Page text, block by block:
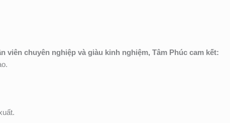
chuyên nghiệp và giàu kinh nghiệm, Tâm Phúc cam kết: